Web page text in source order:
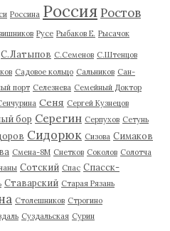
Россина Россия Ростов
Русе Рыбаков Е. Рысачок
С.Латыпов С.Семенов С.Штенцов
Садовое кольцо Сальников Сан-
порт Селезнева Семейный Доктор
Сеня Сергей Кузнецов
бор Серегин Серпухов Сетунь
Сидорюк Сизова Симаков
Смена-8М Снетков Соколов Солотча
Сотский Спас Спасск-
Ставарский Старая Рязань
Столешников Строгино
Суздальская Сурин